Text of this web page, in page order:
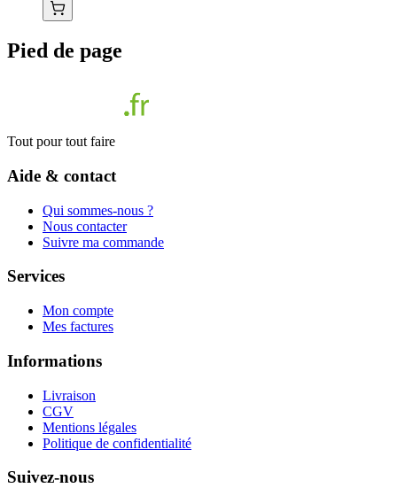
Pied de page
Tout pour tout faire
Aide & contact
Qui sommes-nous ?
Nous contacter
Suivre ma commande
Services
Mon compte
Mes factures
Informations
Livraison
CGV
Mentions légales
Politique de confidentialité
Suivez-nous